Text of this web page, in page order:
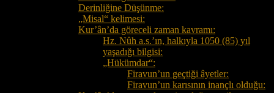
Derinliğine Düşünme:
„Misal“ kelimesi:
Kur’ân’da göreceli zaman kavramı:
Hz. Nûh a.s.’ın, halkıyla 1050 (85) yıl
yaşadığı bilgisi:
„Hükümdar“:
Firavun’un geçtiği âyetler:
Firavun’un karısının inançlı olduğu: